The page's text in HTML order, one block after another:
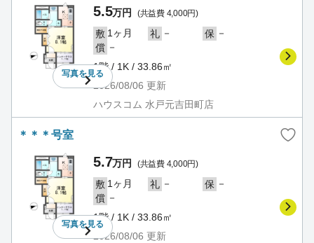
写真を見る
5.5万円 (共益費 4,000円)
敷 1ヶ月 礼 － 保 －
償 －
1階 / 1K / 33.86㎡
2026/08/06 更新
ハウスコム 水戸元吉田町店
＊＊＊号室
写真を見る
5.7万円 (共益費 4,000円)
敷 1ヶ月 礼 － 保 －
償 －
1階 / 1K / 33.86㎡
2026/08/06 更新